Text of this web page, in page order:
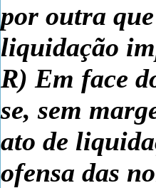
por outra
liquidação
R) Em face
se, sem
ato de
ofensa das